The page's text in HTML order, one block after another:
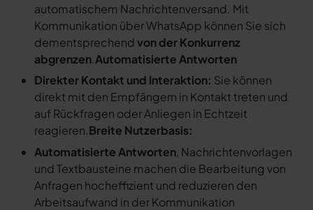
automatischem Nachrichtenversand. Mit
Kommunikation über WhatsApp können Sie sich
dementsprechendvon der Konkurrenz
abgrenzen.Automatisierte Antworten
Direkter Kontakt und Interaktion: Sie können
direkt mit den Empfängern in Kontakt treten und
auf Rückfragen oder Anliegen in Echtzeit
reagieren.Breite Nutzerbasis:
Automatisierte Antworten, Nachrichtenvorlagen
und Textbausteine machen die Bearbeitung von
Anfragen hocheffizient und reduzieren den
Arbeitsaufwand in der Kommunikation